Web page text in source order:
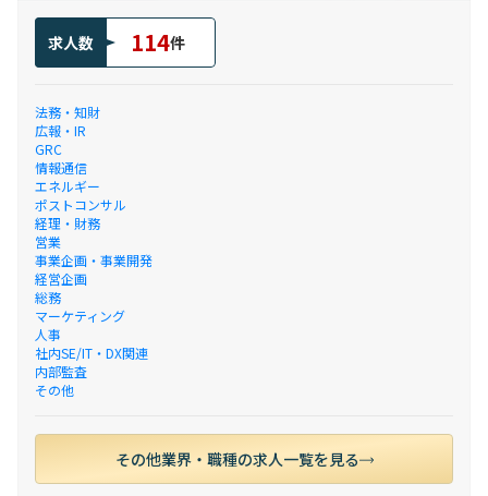
求人数 114件
法務・知財
広報・IR
GRC
情報通信
エネルギー
ポストコンサル
経理・財務
営業
事業企画・事業開発
経営企画
総務
マーケティング
人事
社内SE/IT・DX関連
内部監査
その他
その他業界・職種の求人一覧を見る